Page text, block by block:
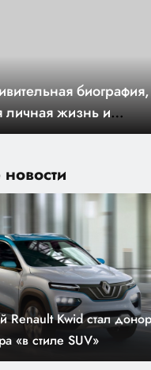
Renault Kwid стал
«в стиле SUV»
биография,
личная жизнь и
события в жизни
услуги,
оформления